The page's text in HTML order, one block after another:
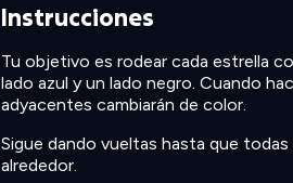
Instrucciones
Tu objetivo es rodear cada estrella
lado azul y un lado negro. Cuando
adyacentes cambiarán de color.
Sigue dando vueltas hasta que
alrededor.